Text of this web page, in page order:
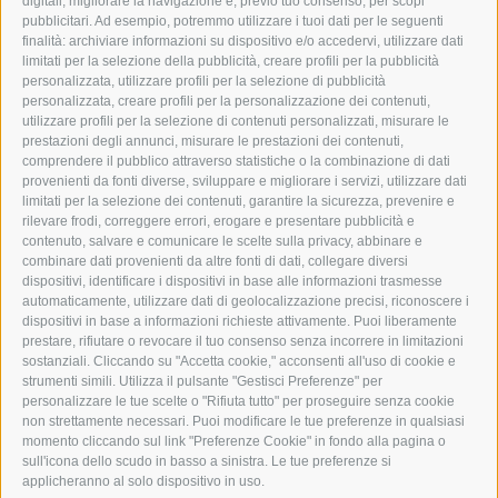
pubblicitari. Ad esempio, potremmo utilizzare i tuoi dati per le seguenti
finalità: archiviare informazioni su dispositivo e/o accedervi, utilizzare dati
limitati per la selezione della pubblicità, creare profili per la pubblicità
personalizzata, utilizzare profili per la selezione di pubblicità
personalizzata, creare profili per la personalizzazione dei contenuti,
utilizzare profili per la selezione di contenuti personalizzati, misurare le
prestazioni degli annunci, misurare le prestazioni dei contenuti,
comprendere il pubblico attraverso statistiche o la combinazione di dati
provenienti da fonti diverse, sviluppare e migliorare i servizi, utilizzare dati
limitati per la selezione dei contenuti, garantire la sicurezza, prevenire e
rilevare frodi, correggere errori, erogare e presentare pubblicità e
contenuto, salvare e comunicare le scelte sulla privacy, abbinare e
combinare dati provenienti da altre fonti di dati, collegare diversi
dispositivi, identificare i dispositivi in base alle informazioni trasmesse
automaticamente, utilizzare dati di geolocalizzazione precisi, riconoscere i
dispositivi in base a informazioni richieste attivamente. Puoi liberamente
prestare, rifiutare o revocare il tuo consenso senza incorrere in limitazioni
sostanziali. Cliccando su "Accetta cookie," acconsenti all'uso di cookie e
strumenti simili. Utilizza il pulsante "Gestisci Preferenze" per
personalizzare le tue scelte o "Rifiuta tutto" per proseguire senza cookie
non strettamente necessari. Puoi modificare le tue preferenze in qualsiasi
momento cliccando sul link "Preferenze Cookie" in fondo alla pagina o
sull'icona dello scudo in basso a sinistra. Le tue preferenze si
applicheranno al solo dispositivo in uso.
GRAFIK@DERERKER.IT
INFO@DERERKER.IT
BARBARA.FONTANA@DERERKER.IT
ERKER
PUBBLICITÀ NELL’ERKER
PUBBLICITÀ ONLINE
ADDEBITO DIRETTO SEPA
REGOLAMENTO COMMENTI
ONLINE VOTING
SERVICE
EVENTI
ANNUNCI
LINK UTILI
METEO
WEBCAM
VIDEO